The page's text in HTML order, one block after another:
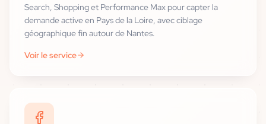
Search, Shopping et Performance Max pour capter la
demande active en Pays de la Loire, avec ciblage
géographique fin autour de Nantes.
Voir le service